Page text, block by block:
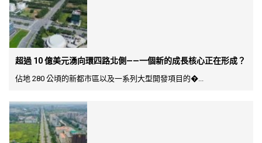
超過 10 億美元湧向環四路北側——一個新的成長核心正在形成？
佔地 280 公頃的新都市區以及一系列大型開發項目的�...